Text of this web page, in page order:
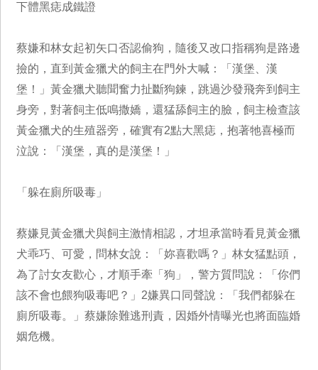
下體黑痣成鐵證
蔡嫌和林女起初矢口否認偷狗，隨後又改口指稱狗是路邊
撿的，直到黃金獵犬的飼主在門外大喊：「漢堡、漢
堡！」黃金獵犬聽聞奮力扯斷狗鍊，跳過沙發飛奔到飼主
身旁，對著飼主低鳴撒嬌，還猛舔飼主的臉，飼主檢查該
黃金獵犬的生殖器旁，確實有2點大黑痣，抱著牠喜極而
泣說：「漢堡，真的是漢堡！」
「躲在廁所吸毒」
蔡嫌見黃金獵犬與飼主激情相認，才坦承當時看見黃金獵
犬乖巧、可愛，問林女說：「妳喜歡嗎？」林女猛點頭，
為了討女友歡心，才順手牽「狗」，警方質問說：「你們
該不會也餵狗吸毒吧？」2嫌異口同聲說：「我們都躲在
廁所吸毒。」蔡嫌除難逃刑責，因婚外情曝光也將面臨婚
姻危機。